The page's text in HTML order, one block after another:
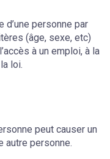
personne par
(âge, sexe, etc)
à un emploi, à la
loi.
peut causer un
autre personne.